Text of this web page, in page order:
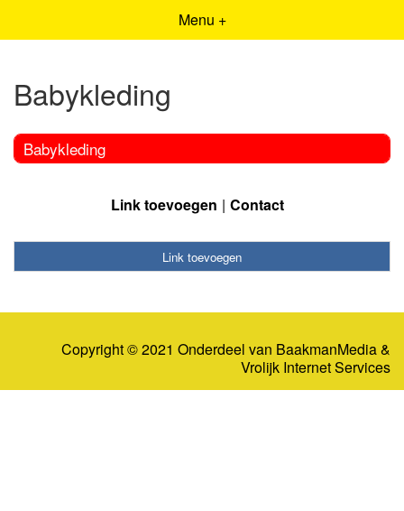
Menu +
Babykleding
Babykleding
Link toevoegen Contact
Link toevoegen
Copyright © 2021 Onderdeel van BaakmanMedia&
Vrolijk Internet Services